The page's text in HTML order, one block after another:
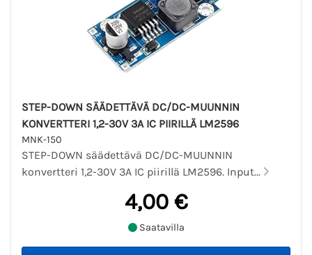
STEP-DOWN SÄÄDETTÄVÄ DC/DC-MUUNNIN
KONVERTTERI 1,2-30V 3A IC PIIRILLÄ LM2596
MNK-150
STEP-DOWN säädettävä DC/DC-MUUNNIN
konvertteri 1,2-30V 3A IC piirillä LM2596. Input...
4,00 €
Saatavilla